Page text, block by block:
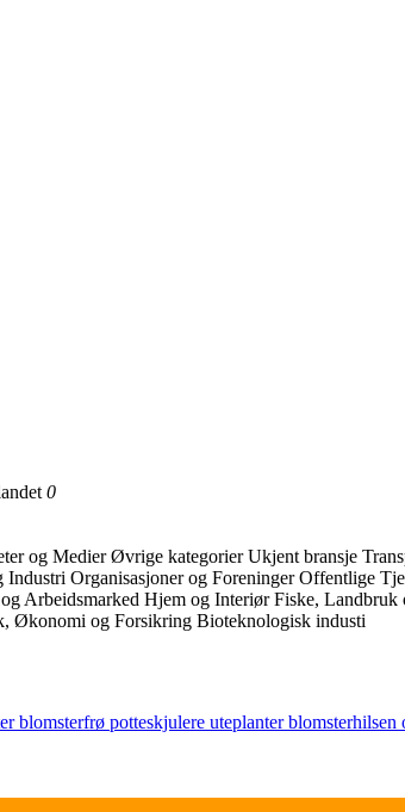
0
og MedierØvrige kategorierUkjent bransje
Industri Organisasjoner og ForeningerOffentlige
Arbeidsmarked Hjem og InteriørFiske, Landbruk
Økonomi og Forsikring Bioteknologisk industi
blomsterfrø potteskjulere uteplanterblomsterhilsen